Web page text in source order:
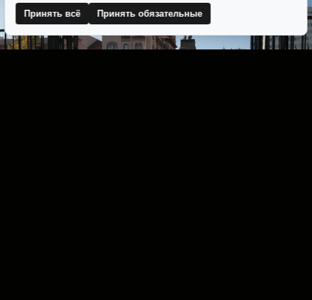
Принять всё Принять обязательные